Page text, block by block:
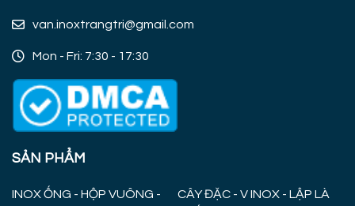
van.inoxtrangtri@gmail.com
Mon - Fri: 7:30 - 17:30
SẢN PHẨM
INOX ỐNG - HỘP VUÔNG -
CÂY ĐẶC - V INOX - LẬP LÀ